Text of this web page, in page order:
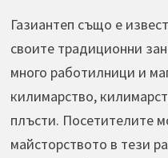
Газиантеп също е
своите традиционни
много работилници и
килимарство,
плъсти. Посетителите
майсторството в тези